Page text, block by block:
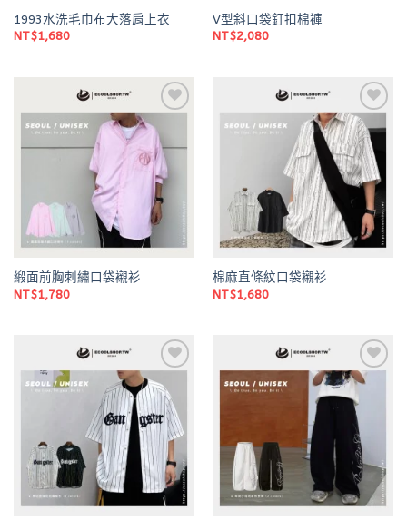
1993水洗毛巾布大落肩上衣
NT$1,680
V型斜口袋釘扣棉褲
NT$2,080
Add to
wishlist
緞面前胸刺繡口袋襯衫
NT$1,780
Add to
wishlist
棉麻直條紋口袋襯衫
NT$1,680
Add to
wishlist
Add to